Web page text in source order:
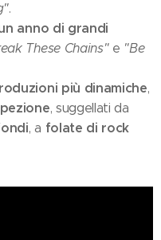
.
anno di grandi
These Chains"e "Be
più dinamiche,
, suggellati da
, a folate di rock